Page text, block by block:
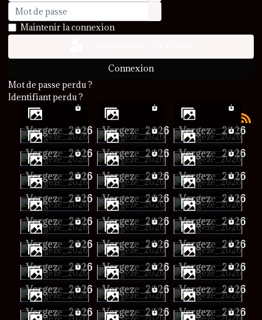
Mot de passe
Afficher le mot de passe
Maintenir la connexion
Connexion
Mot de passe perdu ?
Identifiant perdu ?
vergeze_2026 vergeze_2026
vergeze_2026
vergeze_2026
vergeze_2026
vergeze_2026
vergeze_2026
vergeze_2026
vergeze_2026
vergeze_2026
vergeze_2026
vergeze_2026
vergeze_2026
vergeze_2026
vergeze_2026
vergeze_2026
vergeze_2026
vergeze_2026
vergeze_2026
vergeze_2026
vergeze_2026
vergeze_2026
vergeze_2026
vergeze_2026
vergeze_2026
vergeze_2026
vergeze_2026